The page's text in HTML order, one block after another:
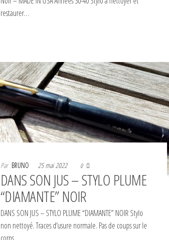
restaurer…
Par BRUNO 25 mai 2022 0
DANS SON JUS – STYLO PLUME
“DIAMANTE” NOIR
DANS SON JUS – STYLO PLUME “DIAMANTE” NOIR Stylo
non nettoyé. Traces d’usure normale. Pas de coups sur le